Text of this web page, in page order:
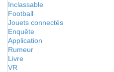
Inclassable
Football
Jouets connectés
Enquête
Application
Rumeur
Livre
VR